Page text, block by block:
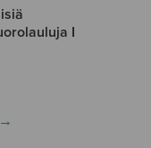
I
→